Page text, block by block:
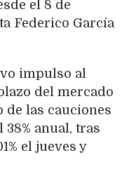
el 8 de
Federico García
impulso al
del mercado
de las cauciones
anual, tras
el jueves y